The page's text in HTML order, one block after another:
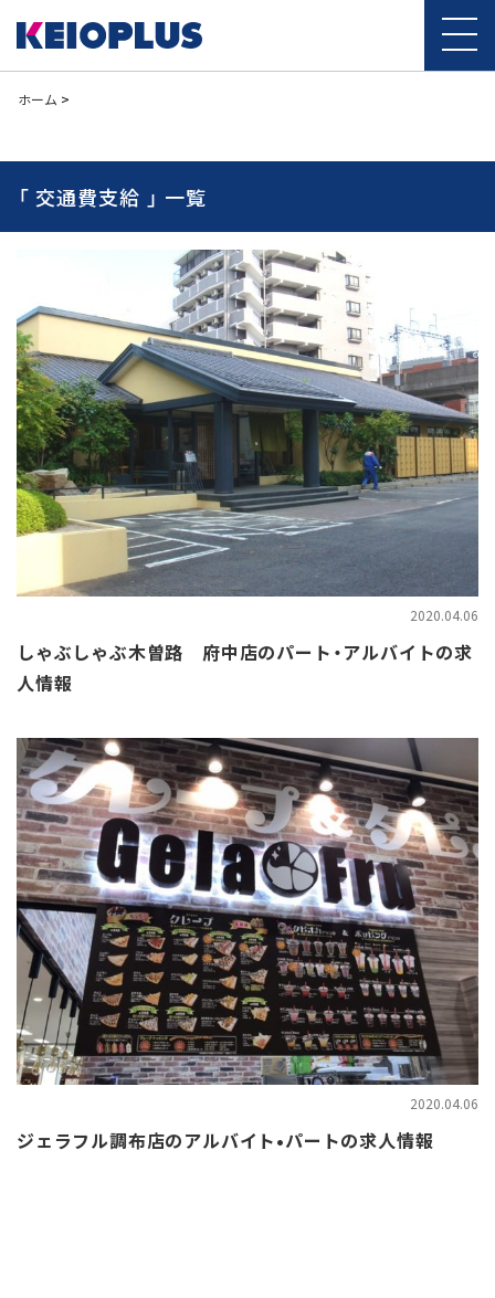
ホーム >
「 交通費支給 」 一覧
2020.04.06
しゃぶしゃぶ木曽路 府中店のパート・アルバイトの求
人情報
2020.04.06
ジェラフル調布店のアルバイト•パートの求人情報